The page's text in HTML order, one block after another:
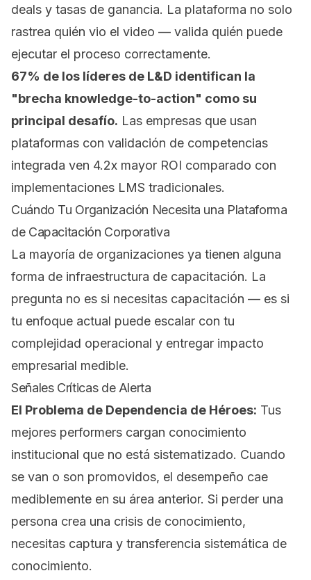
deals y tasas de ganancia. La plataforma no solo
rastrea quién vio el video — valida quién puede
ejecutar el proceso correctamente.
67% de los líderes de L&D identifican la
"brecha knowledge-to-action" como su
principal desafío. Las empresas que usan
plataformas con validación de competencias
integrada ven 4.2x mayor ROI comparado con
implementaciones LMS tradicionales.
Cuándo Tu Organización Necesita una Plataforma
de Capacitación Corporativa
La mayoría de organizaciones ya tienen alguna
forma de infraestructura de capacitación. La
pregunta no es si necesitas capacitación — es si
tu enfoque actual puede escalar con tu
complejidad operacional y entregar impacto
empresarial medible.
Señales Críticas de Alerta
El Problema de Dependencia de Héroes: Tus
mejores performers cargan conocimiento
institucional que no está sistematizado. Cuando
se van o son promovidos, el desempeño cae
mediblemente en su área anterior. Si perder una
persona crea una crisis de conocimiento,
necesitas captura y transferencia sistemática de
conocimiento.